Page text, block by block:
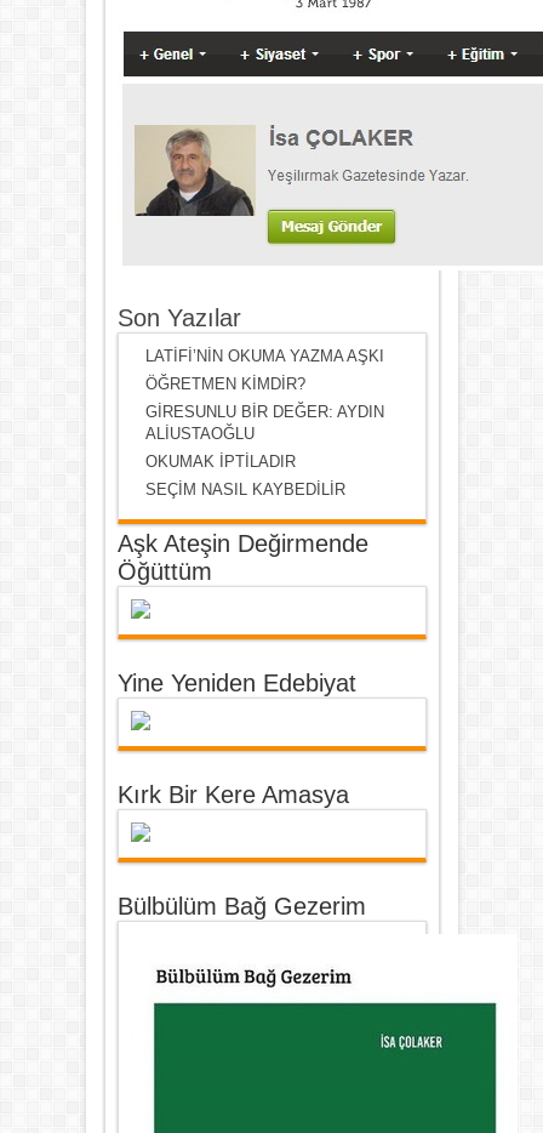
Son Yazılar
LATİFİ’NİN OKUMA YAZMA AŞKI
ÖĞRETMEN KİMDİR?
GİRESUNLU BİR DEĞER: AYDIN
ALİUSTAOĞLU
OKUMAK İPTİLADIR
SEÇİM NASIL KAYBEDİLİR
Aşk Ateşin Değirmende
Öğüttüm
Yine Yeniden Edebiyat
Kırk Bir Kere Amasya
Bülbülüm Bağ Gezerim